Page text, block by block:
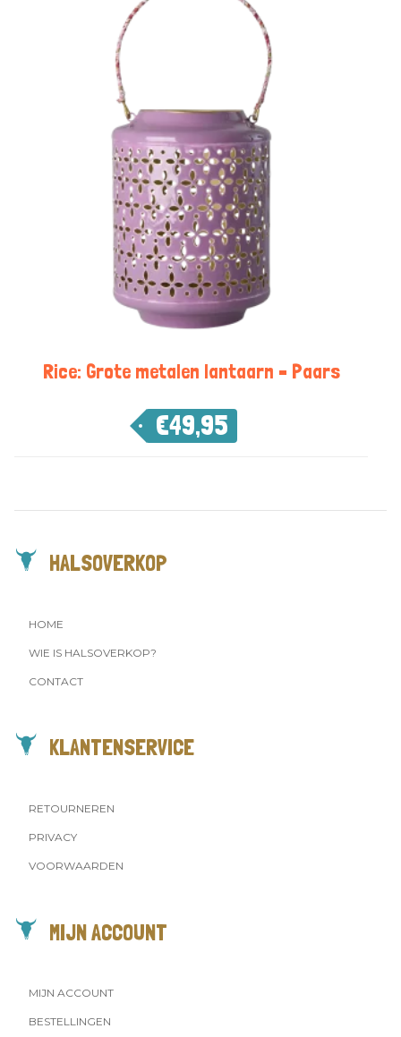
Rice: Grote metalen lantaarn – Paars
€49,95
HALSOVERKOP
HOME
WIE IS HALSOVERKOP?
CONTACT
KLANTENSERVICE
RETOURNEREN
PRIVACY
VOORWAARDEN
MIJN ACCOUNT
MIJN ACCOUNT
BESTELLINGEN